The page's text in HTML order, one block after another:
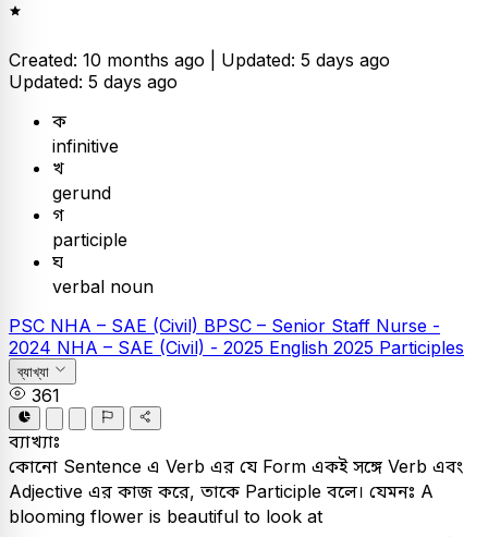
Created: 10 months ago | Updated: 5 days ago
Updated: 5 days ago
ক
infinitive
খ
gerund
গ
participle
ঘ
verbal noun
PSC NHA – SAE (Civil) BPSC – Senior Staff Nurse -
2024 NHA – SAE (Civil) - 2025 English 2025 Participles
ব্যাখ্যা
361
ব্যাখ্যাঃ
কোনো Sentence এ Verb এর যে Form একই সঙ্গে Verb এবং
Adjective এর কাজ করে, তাকে Participle বলে। যেমনঃ A
blooming flower is beautiful to look at